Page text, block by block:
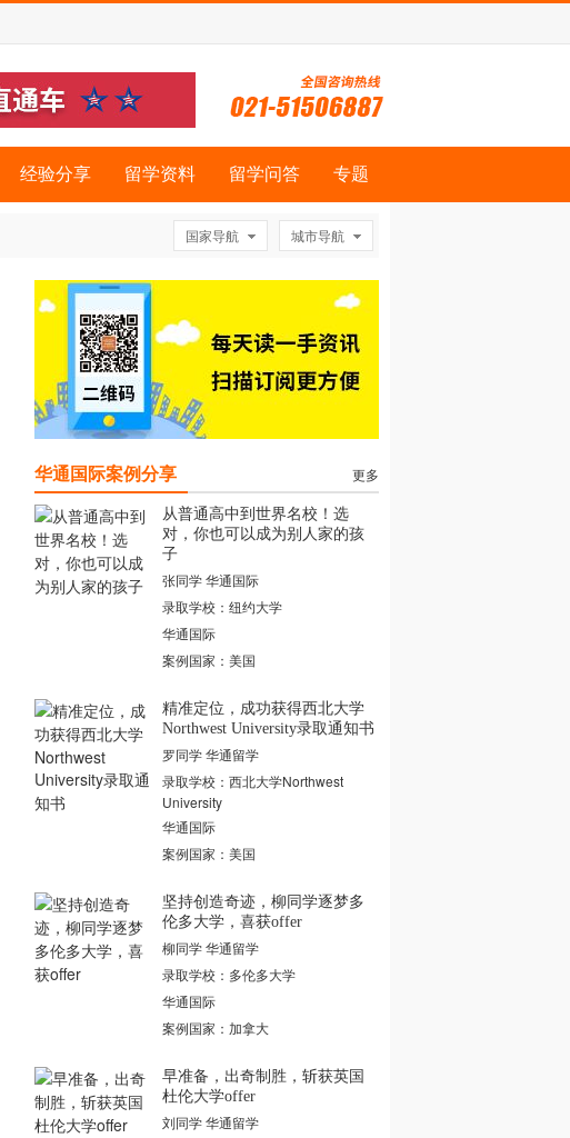
经验分享 留学资料 留学问答 专题
国家导航 城市导航
华通国际案例分享 更多
从普通高中到世界名校！选
对，你也可以成为别人家的孩
子
张同学 华通国际
录取学校：纽约大学
华通国际
案例国家：美国
精准定位，成功获得西北大学
Northwest University录取通知书
罗同学 华通留学
录取学校：西北大学Northwest
University
华通国际
案例国家：美国
坚持创造奇迹，柳同学逐梦多
伦多大学，喜获offer
柳同学 华通留学
录取学校：多伦多大学
华通国际
案例国家：加拿大
早准备，出奇制胜，斩获英国
杜伦大学offer
刘同学 华通留学